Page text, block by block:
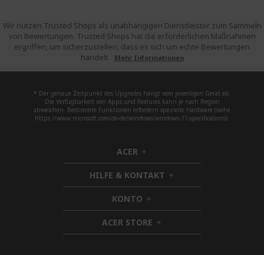
Wir nutzen Trusted Shops als unabhängigen Dienstleister zum Sammeln
von Bewertungen. Trusted Shops hat die erforderlichen Maßnahmen
ergriffen, um sicherzustellen, dass es sich um echte Bewertungen
handelt.
Mehr Informationen
* Der genaue Zeitpunkt des Upgrades hängt vom jeweiligen Gerät ab.
Die Verfügbarkeit von Apps und Features kann je nach Region
abweichen. Bestimmte Funktionen erfordern spezielle Hardware (siehe
https://www.microsoft.com/de-de/windows/windows-11-specifications).
ACER h
i
d
d
e
n
HILFE & KONTAKT h
i
d
n
KONTO h
i
d
d
ACER STORE h
i